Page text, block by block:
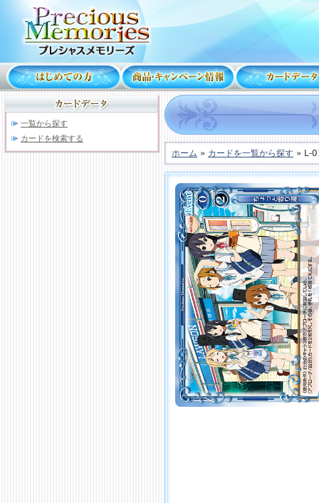
一覧から探す
カードを検索する
ホーム » カードを一覧から探す » L-